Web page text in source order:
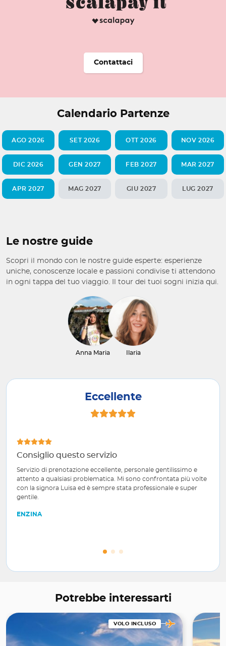
Contattaci
Calendario Partenze
AGO 2026 SET 2026 OTT 2026 NOV 2026
DIC 2026 GEN 2027 FEB 2027 MAR 2027
APR 2027 MAG 2027 GIU 2027 LUG 2027
Le nostre guide
Scopri il mondo con le nostre guide esperte: esperienze
uniche, conoscenze locale e passioni condivise ti attendono
in ogni tappa del tuo viaggio. Il tour dei tuoi sogni inizia qui.
Anna Maria Ilaria
Eccellente
Consiglio questo servizio
Servizio di prenotazione eccellente, personale gentilissimo e
attento a qualsiasi problematica. Mi sono confrontata più volte
con la signora Luisa ed è sempre stata professionale e super
gentile.
ENZINA
Potrebbe interessarti
VOLO INCLUSO